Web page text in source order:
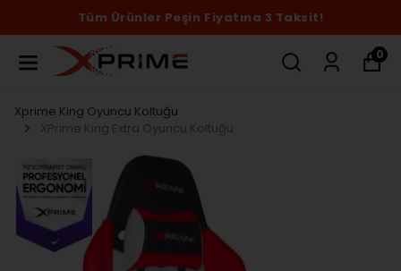
Tüm Ürünler Peşin Fiyatına 3 Taksit!
0
Xprime King Oyuncu Koltuğu
XPrime King Extra Oyuncu Koltuğu